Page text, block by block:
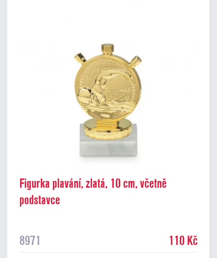
Figurka plavání, zlatá, 10 cm, včetně
podstavce
8971 110 Kč